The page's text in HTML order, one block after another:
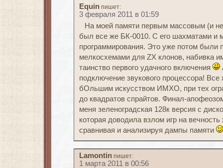
Equin пишет:
3 февраля 2011 в 01:59
На моей памяти первым массовым (и
был все же БК-0010. С его шахматами и
программирования. Это уже потом были
мелкосхемами для ZX клонов, набивка
таинство первого удачного включения
подключение звукового процессора! Все
бОльшим искусством ИМХО, при тех
до квадратов спрайтов. Финал-
меня зеленоградская 128к версия с
которая доводила взлом игр на
сравнивая и анализируя дампы памяти
Lamontin пишет:
1 марта 2011 в 00:56